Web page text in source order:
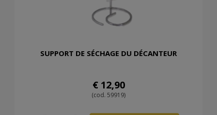
SUPPORT DE SÉCHAGE DU DÉCANTEUR
€ 12,90
(cod. 59919)